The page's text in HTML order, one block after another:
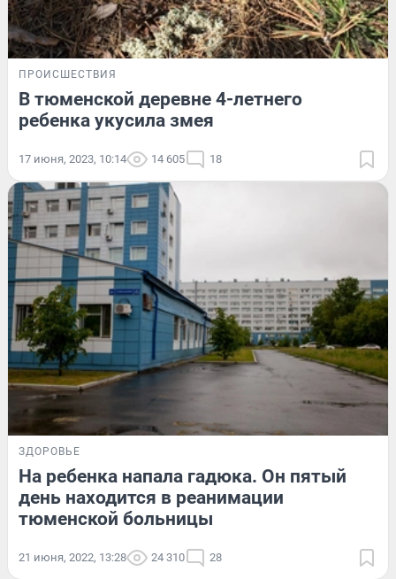
ПРОИСШЕСТВИЯ
В тюменской деревне 4-летнего
ребенка укусила змея
17 июня, 2023, 10:14 14 605 18
ЗДОРОВЬЕ
На ребенка напала гадюка. Он пятый
день находится в реанимации
тюменской больницы
21 июня, 2022, 13:28 24 310 28